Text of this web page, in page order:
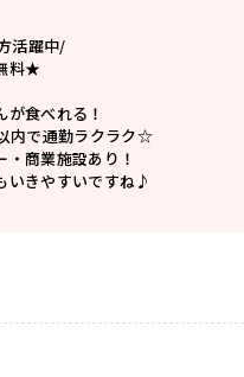
活躍中/
料★
が食べれる！
内で通勤ラクラク☆
商業施設あり！
いきやすいですね♪